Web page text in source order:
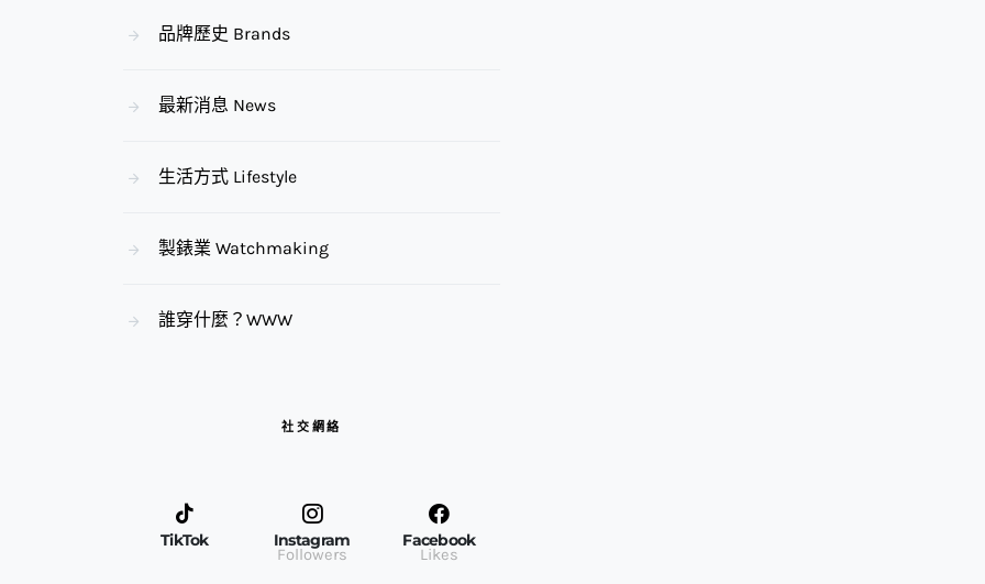
品牌歷史 Brands
最新消息 News
生活方式 Lifestyle
製錶業 Watchmaking
誰穿什麼？WWW
社交網絡
TikTok Instagram
Followers
Facebook
Likes